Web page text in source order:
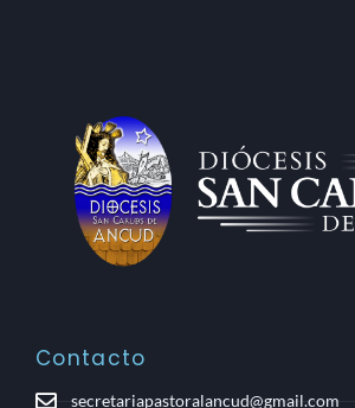
Contacto
secretariapastoralancud@gmail.com